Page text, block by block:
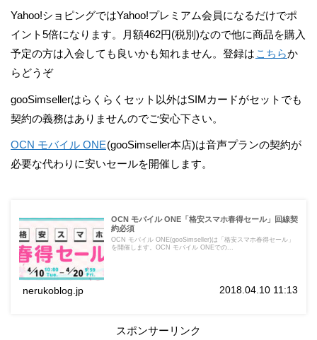
Yahoo!ショピングではYahoo!プレミアム会員になるだけでポ
イント5倍になります。月額462円(税別)なので他に商品を購入
予定の方は入会しても良いかも知れません。登録は こちらか
らどうぞ
gooSimsellerはらくらくセット以外はSIMカードがセットでも
契約の義務はありませんのでご安心下さい。
OCN モバイル ONE(gooSimseller本店)は音声プランの契約が
必要な代わりに安いセールを開催します。
OCN モバイル ONE「格安スマホ春得セール」回線契
約必須
OCN モバイル ONE(gooSimseller)は「格安スマホ春得セール」
を開催します。OCN モバイル ONEでの...
nerukoblog.jp 2018.04.10 11:13
スポンサーリンク